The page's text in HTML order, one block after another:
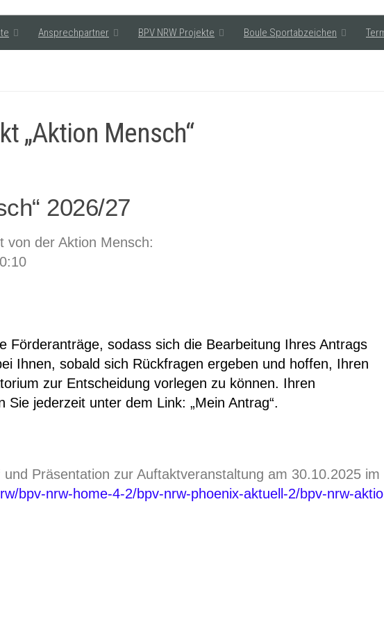
Ansprechpartner BPV NRW Projekte Boule Sportabzeichen
„Aktion Mensch“
2026/27
von der Aktion Mensch:
Förderanträge, sodass sich die Bearbeitung Ihres Antrags
Ihnen, sobald sich Rückfragen ergeben und hoffen, Ihren
zur Entscheidung vorlegen zu können. Ihren
jederzeit unter dem Link: „Mein Antrag“.
Präsentation zur Auftaktveranstaltung am 30.10.2025 im
bpv-nrw-home-4-2/bpv-nrw-phoenix-aktuell-2/bpv-nrw-